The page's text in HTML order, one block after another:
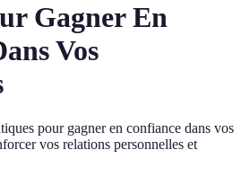
Gagner En
Vos
pour gagner en confiance dans vos
vos relations personnelles et